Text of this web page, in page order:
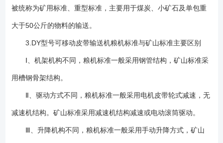
转动，机长7米以及7米以下采用铁轮。机长10米及15米采用充气轮胎可升
降型亦可配用不转向的行轮组。 1、 DY系列可移动皮带输送机常用机
B=650mm）三个规格，该系列还有DY80（带宽 B=800mm）、
DY100（带宽B=1000mm）等规格； 2、订购可移动输送机产品请注
送机分为可升降型及不可升降型两大类，即：可移动不带升降式皮带输送
机和可移动升降式皮带输送机两种类型。有5米、8米、10米、12米、15
被统称为矿用标准、重型标准，主要用于煤炭、小矿石及单包重
大于50公斤的物料的输送。
3.DY型号可移动皮带输送机粮机标准与矿山标准主要区别
Ⅰ、机架机构不同，粮机标准一般采用钢管结构，矿山标准采
用槽钢骨架结构。
Ⅱ、驱动方式不同，粮机标准一般采用电机皮带轮式减速，无
减速机结构。矿山标准采用减速机结构减速或电动滚筒驱动。
Ⅲ、升降机构不同，粮机标准一般采用手动升降方式，矿山